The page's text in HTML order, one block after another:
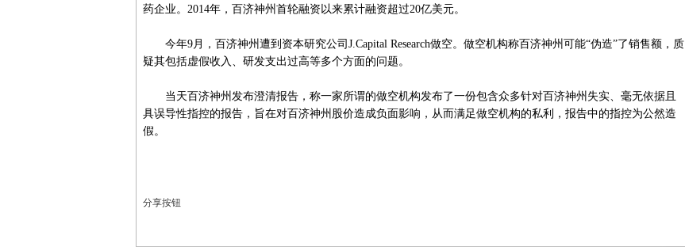
药企业。2014年，百济神州首轮融资以来累计融资超过20亿美元。
今年9月，百济神州遭到资本研究公司J.Capital Research做空。做空机构称百济神州可能“伪造”了销售额，质
疑其包括虚假收入、研发支出过高等多个方面的问题。
当天百济神州发布澄清报告，称一家所谓的做空机构发布了一份包含众多针对百济神州失实、毫无依据且
具误导性指控的报告，旨在对百济神州股价造成负面影响，从而满足做空机构的私利，报告中的指控为公然造
假。
分享按钮